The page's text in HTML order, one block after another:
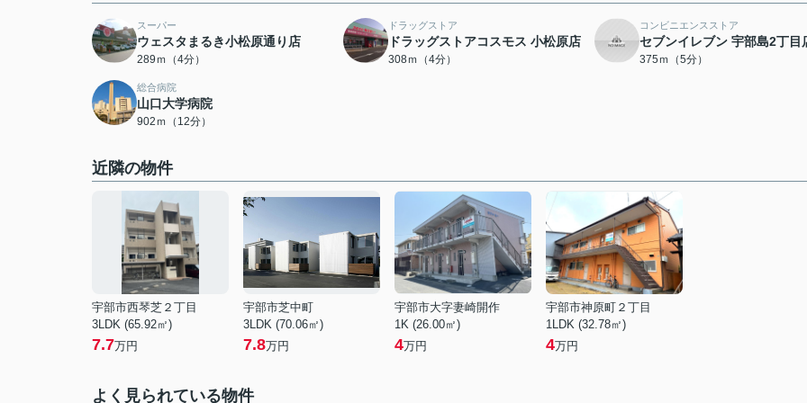
スーパー
ウェスタまるき小松原通り店
289ｍ（4分）
ドラッグストア
ドラッグストアコスモス 小松原店
308ｍ（4分）
コンビニエンスストア
セブンイレブン 宇部島2丁目
375ｍ（5分）
総合病院
山口大学病院
902ｍ（12分）
近隣の物件
宇部市西琴芝２丁目
3LDK (65.92㎡)
7.7万円
宇部市芝中町
3LDK (70.06㎡)
7.8万円
宇部市大字妻崎開作
1K (26.00㎡)
4万円
宇部市神原町２丁目
1LDK (32.78㎡)
4万円
よく見られている物件